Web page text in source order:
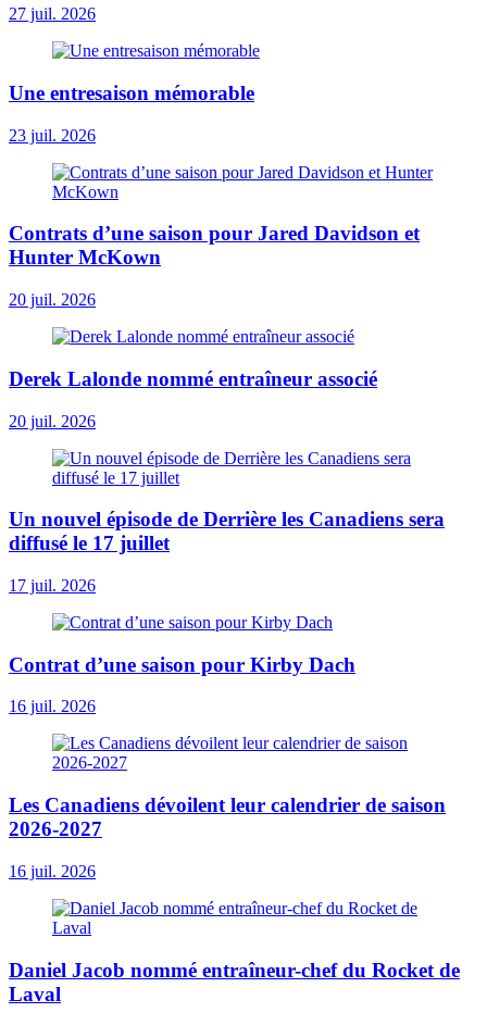
27 juil. 2026
Une entresaison mémorable
23 juil. 2026
Contrats d’une saison pour Jared Davidson et
Hunter McKown
20 juil. 2026
Derek Lalonde nommé entraîneur associé
20 juil. 2026
Un nouvel épisode de Derrière les Canadiens sera
diffusé le 17 juillet
17 juil. 2026
Contrat d’une saison pour Kirby Dach
16 juil. 2026
Les Canadiens dévoilent leur calendrier de saison
2026-2027
16 juil. 2026
Daniel Jacob nommé entraîneur-chef du Rocket de
Laval